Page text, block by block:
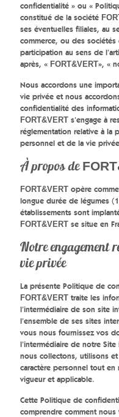
confidentialité » ou «
constitué de la société
ses éventuelles filiales, au
commerce, ou des
participation au sens de
après, « FORT&VERT», «
Nous accordons une
vie privée et nous
confidentialité des
FORT&VERT s’engage à
réglementation relative à la
personnel et de la vie
À propos de
FORT&VERT opère
longue durée de légumes
établissements sont
FORT&VERT se situe en
Notre engagement
vie privée
La présente Politique de
FORT&VERT traite les
l’intermédiaire de son site
l’ensemble de ses sites
vous nous fournissez vos
l’intermédiaire de notre
nous collectons, utilisons
caractère personnel tout en
vigueur et applicable.
Cette Politique de
comprendre comment nous